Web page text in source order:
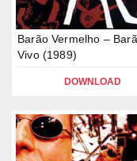
Barão Vermelho –
Vivo (1989)
DOWNLOAD